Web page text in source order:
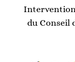
Intervention
du Conseil